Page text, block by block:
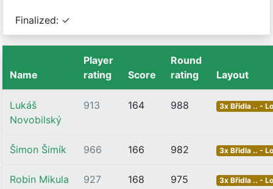
Finalized: ✓
Name
Player
rating
Score
Round
rating
Layout
Lukáš
Novobilský
913 164 988 3x Břidla .. -
Šimon Šimík 966 166 982 3x Břidla .. -
Robin Mikula 927 168 975 3x Břidla .. -